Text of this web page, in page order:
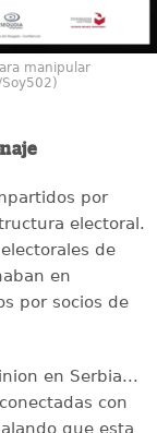
manipular
por
electoral.
de
en
por socios de
en Serbia...
con
que esta